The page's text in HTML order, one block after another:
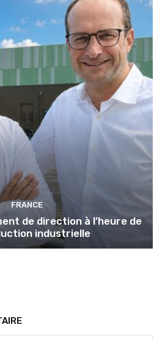
FRANCE
de direction à l’heure de
industrielle